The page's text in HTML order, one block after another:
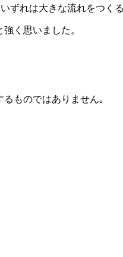
ずれは大きな流れをつく
く思いました。
ものではありません｡